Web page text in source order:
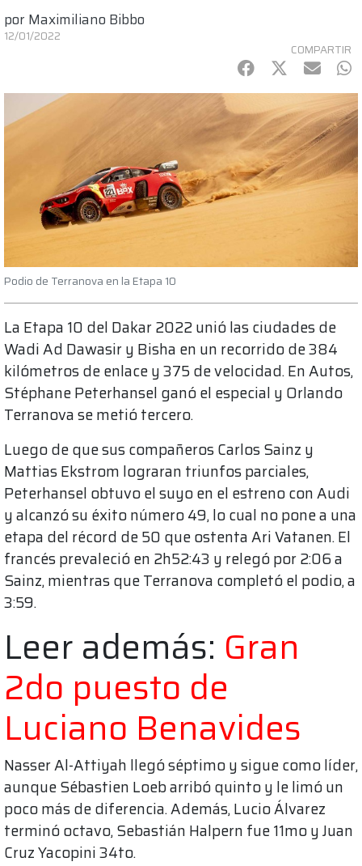
por Maximiliano Bibbo
12/01/2022
COMPARTIR
Facebook
Twitter
mail
Podio de Terranova en la Etapa 10
La Etapa 10 del Dakar 2022 unió las ciudades de
Wadi Ad Dawasir y Bisha en un recorrido de 384
kilómetros de enlace y 375 de velocidad. En Autos,
Stéphane Peterhansel ganó el especial y Orlando
Terranova se metió tercero.
Luego de que sus compañeros Carlos Sainz y
Mattias Ekstrom lograran triunfos parciales,
Peterhansel obtuvo el suyo en el estreno con Audi
y alcanzó su éxito número 49, lo cual no pone a una
etapa del récord de 50 que ostenta Ari Vatanen. El
francés prevaleció en 2h52:43 y relegó por 2:06 a
Sainz, mientras que Terranova completó el podio, a
3:59.
Leer además: Gran
2do puesto de
Luciano Benavides
Nasser Al-Attiyah llegó séptimo y sigue como líder,
aunque Sébastien Loeb arribó quinto y le limó un
poco más de diferencia. Además, Lucio Álvarez
terminó octavo, Sebastián Halpern fue 11mo y Juan
Cruz Yacopini 34to.